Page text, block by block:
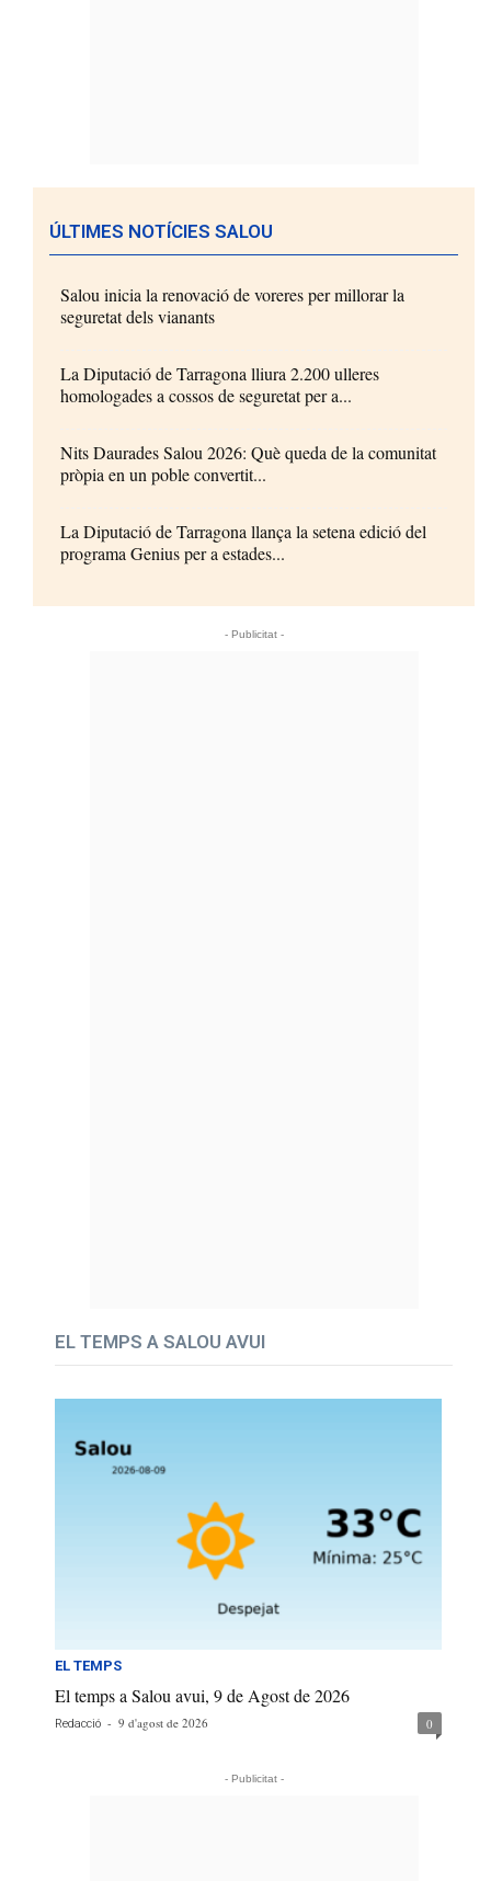
ÚLTIMES NOTÍCIES SALOU
Salou inicia la renovació de voreres per millorar la
seguretat dels vianants
La Diputació de Tarragona lliura 2.200 ulleres
homologades a cossos de seguretat per a...
Nits Daurades Salou 2026: Què queda de la comunitat
pròpia en un poble convertit...
La Diputació de Tarragona llança la setena edició del
programa Genius per a estades...
- Publicitat -
EL TEMPS A SALOU AVUI
EL TEMPS
El temps a Salou avui, 9 de Agost de 2026
Redacció - 9 d'agost de 2026 0
- Publicitat -